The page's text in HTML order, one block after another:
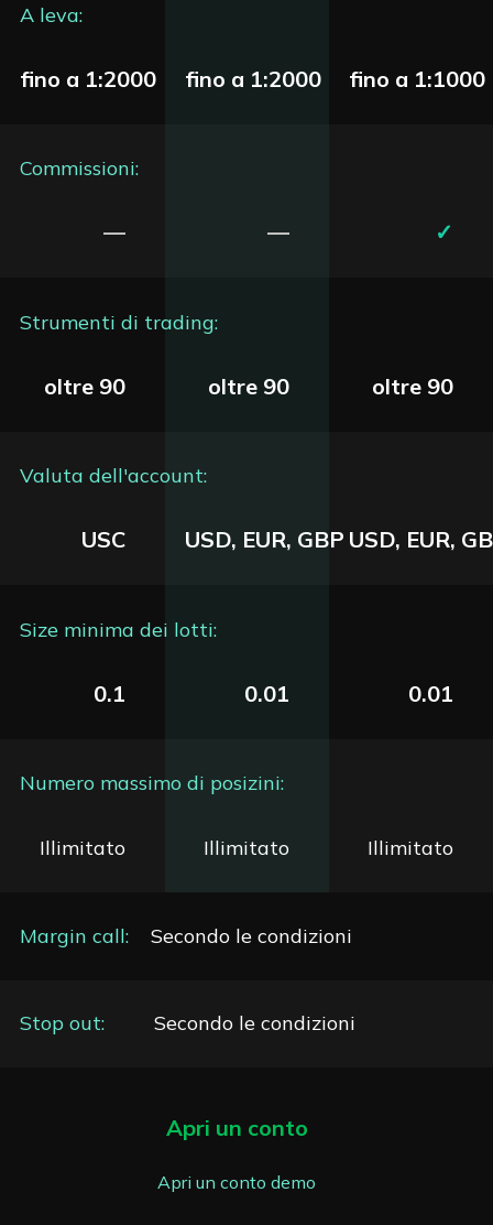
A leva:
fino a 1:2000 fino a 1:2000 fino a 1:1000
Commissioni:
— — ✓
Strumenti di trading:
oltre 90 oltre 90 oltre 90
Valuta dell'account:
USC USD, EUR, GBP USD, EUR,
Size minima dei lotti:
0.1 0.01 0.01
Numero massimo di posizini:
Illimitato Illimitato Illimitato
Margin call: Secondo le condizioni
Stop out: Secondo le condizioni
Apri un conto
Apri un conto demo